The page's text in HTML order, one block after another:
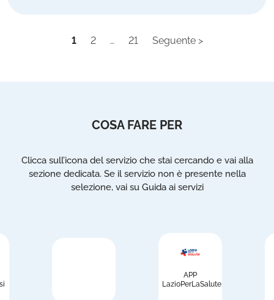
1 2 … 21 Seguente >
COSA FARE PER
Clicca sull’icona del servizio che stai cercando e vai alla
sezione dedicata. Se il servizio non è presente nella
selezione, vai su Guida ai servizi
APP
LazioPerLaSalute